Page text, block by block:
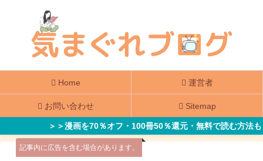
Home 運営者
お問い合わせ Sitemap
＞＞漫画を70％オフ・100冊50％還元・無料で読む方法も
記事内に広告を含む場合があります。